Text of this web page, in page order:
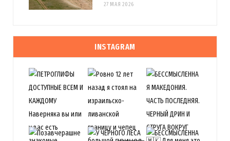
27 МАЯ 2026
INSTAGRAM